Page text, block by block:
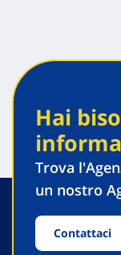
Hai
Trova
un nostro
Contattaci